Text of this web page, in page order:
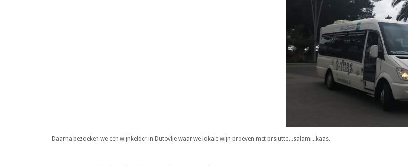
Daarna bezoeken we een wijnkelder in Dutovlje waar we lokale wijn proeven met prsiutto...salami...kaas.